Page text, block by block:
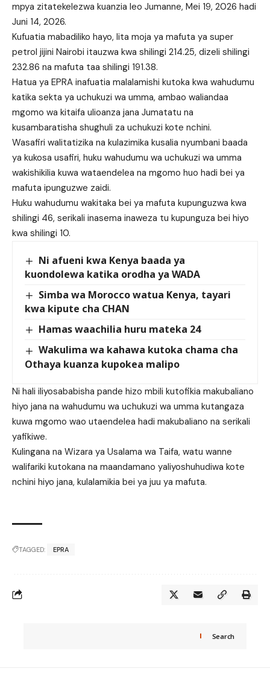
mpya zitatekelezwa kuanzia leo Jumanne, Mei 19, 2026 hadi
Juni 14, 2026.
Kufuatia mabadiliko hayo, lita moja ya mafuta ya super
petrol jijini Nairobi itauzwa kwa shilingi 214.25, dizeli shilingi
232.86 na mafuta taa shilingi 191.38.
Hatua ya EPRA inafuatia malalamishi kutoka kwa wahudumu
katika sekta ya uchukuzi wa umma, ambao waliandaa
mgomo wa kitaifa ulioanza jana Jumatatu na
kusambaratisha shughuli za uchukuzi kote nchini.
Wasafiri walitatizika na kulazimika kusalia nyumbani baada
ya kukosa usafiri, huku wahudumu wa uchukuzi wa umma
wakishikilia kuwa wataendelea na mgomo huo hadi bei ya
mafuta ipunguzwe zaidi.
Huku wahudumu wakitaka bei ya mafuta kupunguzwa kwa
shilingi 46, serikali inasema inaweza tu kupunguza bei hiyo
kwa shilingi 10.
Ni afueni kwa Kenya baada ya
kuondolewa katika orodha ya WADA
Simba wa Morocco watua Kenya, tayari
kwa kipute cha CHAN
Hamas waachilia huru mateka 24
Wakulima wa kahawa kutoka chama cha
Othaya kuanza kupokea malipo
Ni hali iliyosababisha pande hizo mbili kutofikia makubaliano
hiyo jana na wahudumu wa uchukuzi wa umma kutangaza
kuwa mgomo wao utaendelea hadi makubaliano na serikali
yafikiwe.
Kulingana na Wizara ya Usalama wa Taifa, watu wanne
walifariki kutokana na maandamano yaliyoshuhudiwa kote
nchini hiyo jana, kulalamikia bei ya juu ya mafuta.
TAGGED: EPRA
Search